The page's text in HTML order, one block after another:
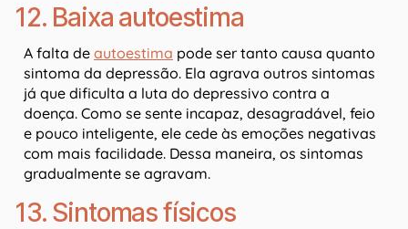
12. Baixa autoestima
A falta de autoestima pode ser tanto causa quanto
sintoma da depressão. Ela agrava outros sintomas
já que dificulta a luta do depressivo contra a
doença. Como se sente incapaz, desagradável, feio
e pouco inteligente, ele cede às emoções negativas
com mais facilidade. Dessa maneira, os sintomas
gradualmente se agravam.
13. Sintomas físicos